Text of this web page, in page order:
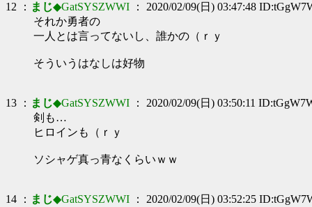
12 ： まじ◆GatSYSZWWI ： 2020/02/09(日) 03:47:48
それか勇者の
一人とは言ってないし、誰かの（ｒｙ
そういうはなしは好物
13 ： まじ◆GatSYSZWWI ： 2020/02/09(日) 03:50:11
剣も…
ヒロインも（ｒｙ
ソシャゲ真っ青なくらいｗｗ
14 ： まじ◆GatSYSZWWI ： 2020/02/09(日) 03:52:25